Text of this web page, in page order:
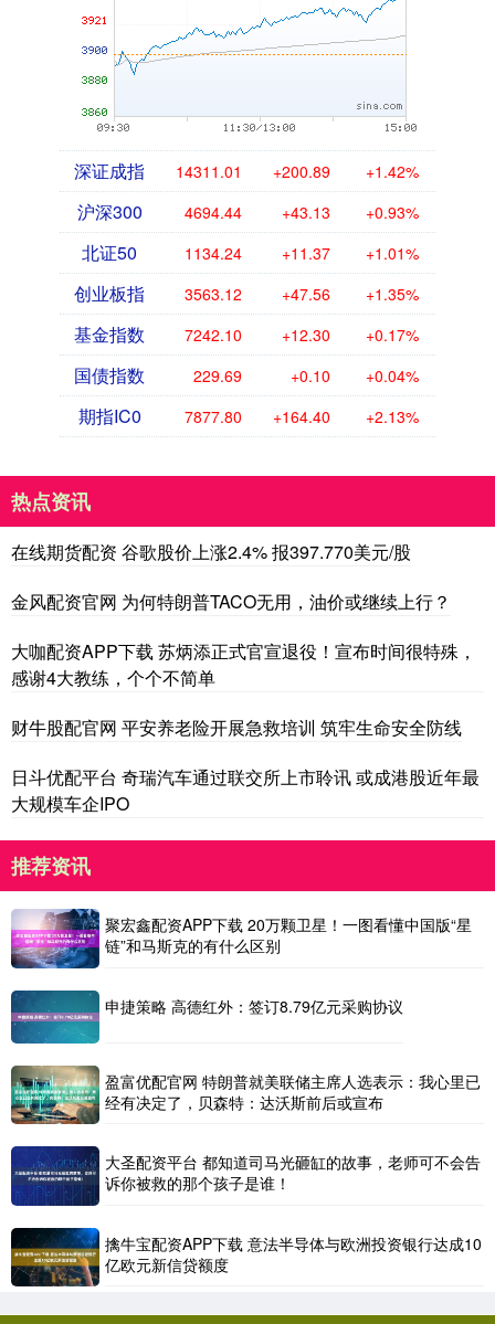
深证成指 14311.01 +200.89 +1.42%
沪深300 4694.44 +43.13 +0.93%
北证50 1134.24 +11.37 +1.01%
创业板指 3563.12 +47.56 +1.35%
基金指数 7242.10 +12.30 +0.17%
国债指数 229.69 +0.10 +0.04%
期指IC0 7877.80 +164.40 +2.13%
热点资讯
在线期货配资 谷歌股价上涨2.4% 报397.770美元/股
金风配资官网 为何特朗普TACO无用，油价或继续上行？
大咖配资APP下载 苏炳添正式官宣退役！宣布时间很特殊，
感谢4大教练，个个不简单
财牛股配官网 平安养老险开展急救培训 筑牢生命安全防线
日斗优配平台 奇瑞汽车通过联交所上市聆讯 或成港股近年最
大规模车企IPO
推荐资讯
聚宏鑫配资APP下载 20万颗卫星！一图看懂中国版“星
链”和马斯克的有什么区别
申捷策略 高德红外：签订8.79亿元采购协议
盈富优配官网 特朗普就美联储主席人选表示：我心里已
经有决定了，贝森特：达沃斯前后或宣布
大圣配资平台 都知道司马光砸缸的故事，老师可不会告
诉你被救的那个孩子是谁！
擒牛宝配资APP下载 意法半导体与欧洲投资银行达成10
亿欧元新信贷额度